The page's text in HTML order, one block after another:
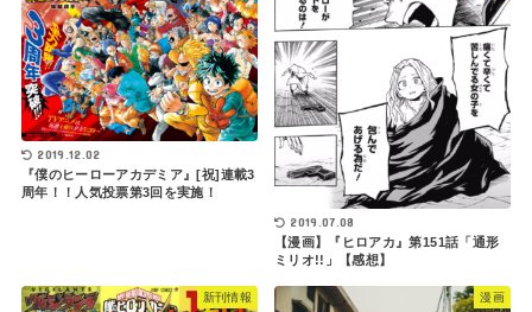
2019.12.02
『僕のヒーローアカデミア』[祝]連載3
周年！！人気投票第3回を実施！
2019.07.08
【漫画】『ヒロアカ』第151話「通形
ミリオ!!」【感想】
新刊情報 漫画